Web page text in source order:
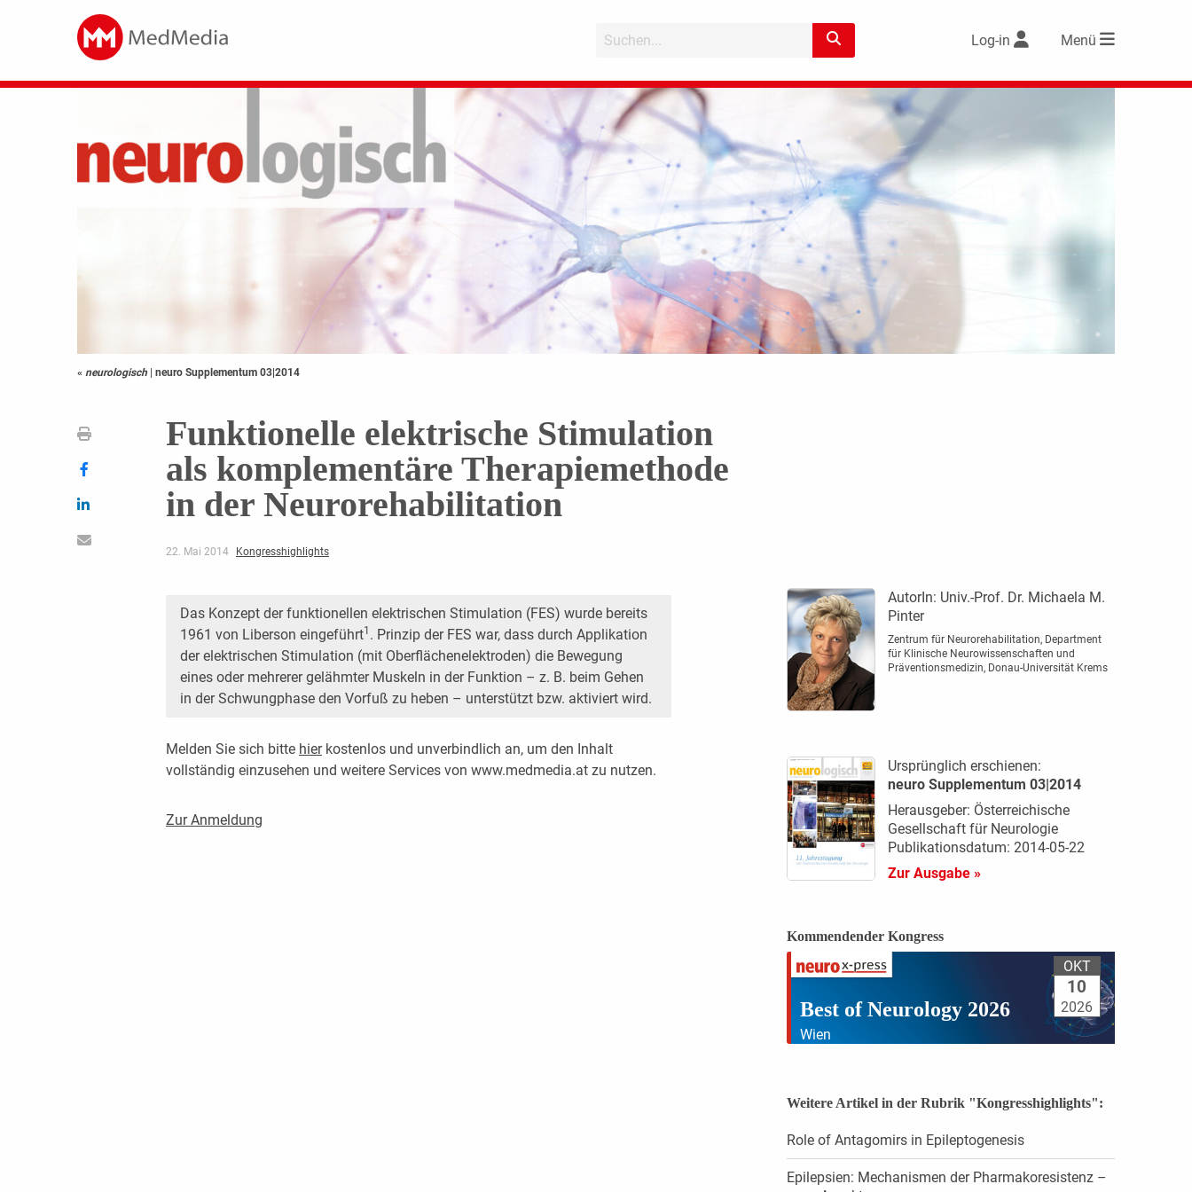
Log-in Menü
« neurologisch | neuro Supplementum 03|2014
Funktionelle elektrische Stimulation
als komplementäre Therapiemethode
in der Neurorehabilitation
22. Mai 2014 Kongresshighlights
Das Konzept der funktionellen elektrischen Stimulation (FES) wurde bereits
1961 von Liberson eingeführt1 . Prinzip der FES war, dass durch Applikation
der elektrischen Stimulation (mit Oberflächenelektroden) die Bewegung
eines oder mehrerer gelähmter Muskeln in der Funktion – z. B. beim Gehen
in der Schwungphase den Vorfuß zu heben – unterstützt bzw. aktiviert wird.
Melden Sie sich bitte hierkostenlos und unverbindlich an, um den Inhalt
vollständig einzusehen und weitere Services von www.medmedia.at zu nutzen.
Zur Anmeldung
AutorIn: Univ.-Prof. Dr. Michaela M.
Pinter
Zentrum für Neurorehabilitation, Department
für Klinische Neurowissenschaften und
Präventionsmedizin, Donau-Universität Krems
Ursprünglich erschienen:
neuro Supplementum 03|2014
Herausgeber: Österreichische
Gesellschaft für Neurologie
Publikationsdatum: 2014-05-22
Zur Ausgabe »
Kommendender Kongress
Best of Neurology 2026
Wien
OKT
10
2026
Weitere Artikel in der Rubrik "Kongresshighlights":
Role of Antagomirs in Epileptogenesis
Epilepsien: Mechanismen der Pharmakoresistenz –